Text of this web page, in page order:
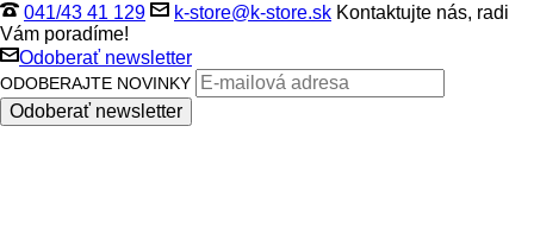
041/43 41 129 k-store@k-store.sk Kontaktujte nás, radi
Vám poradíme!
Odoberať newsletter
ODOBERAJTE NOVINKY